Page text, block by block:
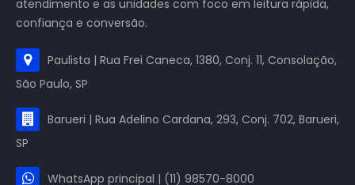
atendimento e as unidades com foco em leitura rápida,
confiança e conversão.
Paulista | Rua Frei Caneca, 1380, Conj. 11, Consolação,
São Paulo, SP
Barueri | Rua Adelino Cardana, 293, Conj. 702, Barueri,
SP
WhatsApp principal | (11) 98570-8000